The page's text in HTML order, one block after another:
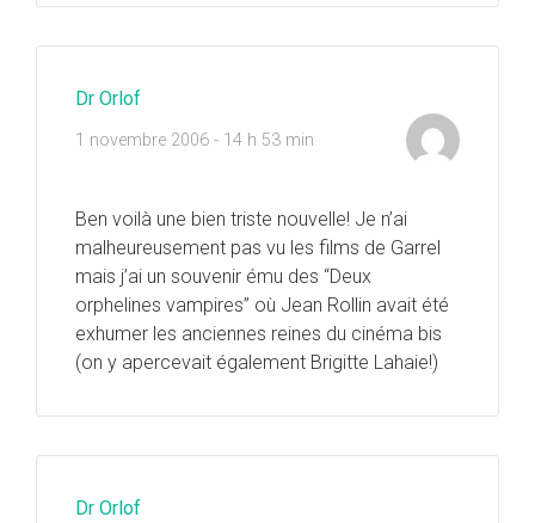
Dr Orlof
1 novembre 2006 - 14 h 53 min
Ben voilà une bien triste nouvelle! Je n’ai
malheureusement pas vu les films de Garrel
mais j’ai un souvenir ému des “Deux
orphelines vampires” où Jean Rollin avait été
exhumer les anciennes reines du cinéma bis
(on y apercevait également Brigitte Lahaie!)
Dr Orlof